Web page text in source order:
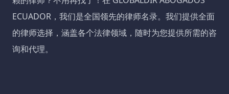
ECUADOR，我们是全国领先的律师名录。我们提供全面
的律师选择，涵盖各个法律领域，随时为您提供所需的咨
询和代理。